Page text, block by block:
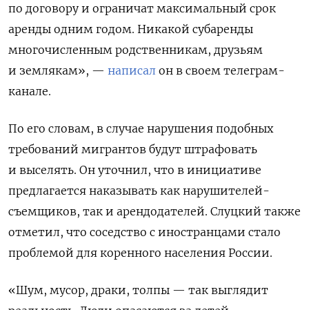
по договору и ограничат максимальный срок
аренды одним годом. Никакой субаренды
многочисленным родственникам, друзьям
и землякам», — написал он в своем телеграм-
канале.
По его словам, в случае нарушения подобных
требований мигрантов будут штрафовать
и выселять. Он уточнил, что в инициативе
предлагается наказывать как нарушителей-
съемщиков, так и арендодателей. Слуцкий также
отметил, что соседство с иностранцами стало
проблемой для коренного населения России.
«Шум, мусор, драки, толпы — так выглядит